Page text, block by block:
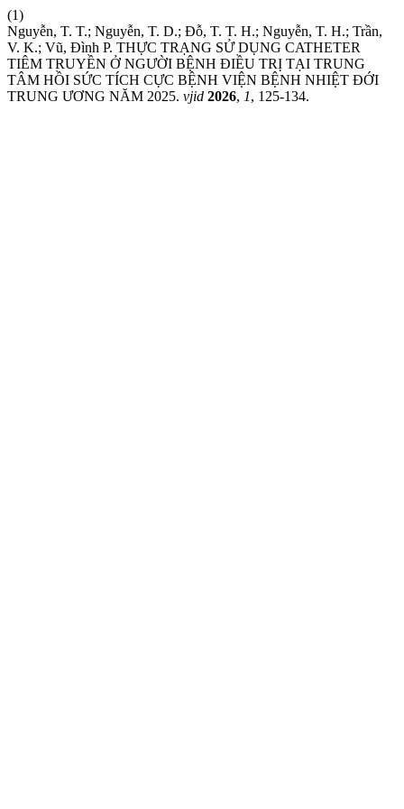
(1)
Nguyễn, T. T.; Nguyễn, T. D.; Đỗ, T. T. H.; Nguyễn, T. H.; Trần,
V. K.; Vũ, Đình P. THỰC TRẠNG SỬ DỤNG CATHETER
TIÊM TRUYỀN Ở NGƯỜI BỆNH ĐIỀU TRỊ TẠI TRUNG
TÂM HỒI SỨC TÍCH CỰC BỆNH VIỆN BỆNH NHIỆT ĐỚI
TRUNG ƯƠNG NĂM 2025. vjid 2026, 1, 125-134.